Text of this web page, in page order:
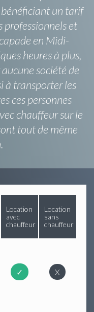
bénéficiant un tarif
professionnels et
en Midi-
heures à plus,
société de
à transporter les
ces personnes
chauffeur sur le
tout de même
Location
avec
chauffeur
Location
sans
chauffeur
✓ X